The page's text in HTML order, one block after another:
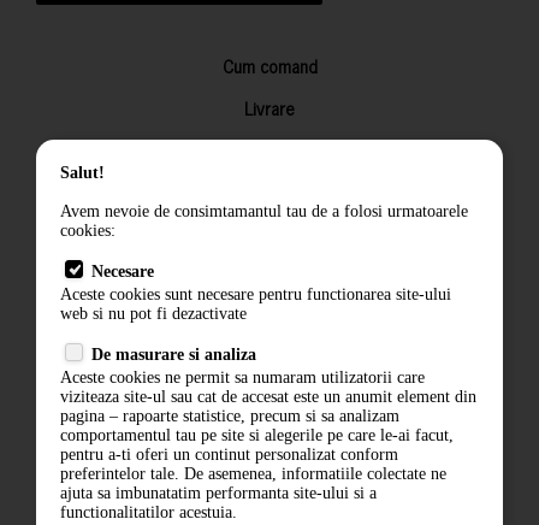
Cum comand
Livrare
Returnarea produselor
Termeni si conditii
Politica de confidentialitate
ANPC
Salut!
Avem nevoie de consimtamantul tau de a folosi urmatoarele
cookies:
Necesare
Aceste cookies sunt necesare pentru functionarea site-ului
web si nu pot fi dezactivate
De masurare si analiza
Aceste cookies ne permit sa numaram utilizatorii care
viziteaza site-ul sau cat de accesat este un anumit element din
pagina – rapoarte statistice, precum si sa analizam
comportamentul tau pe site si alegerile pe care le-ai facut,
pentru a-ti oferi un continut personalizat conform
preferintelor tale. De asemenea, informatiile colectate ne
ajuta sa imbunatatim performanta site-ului si a
functionalitatilor acestuia.